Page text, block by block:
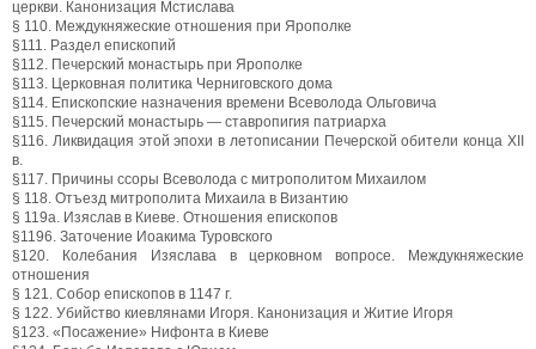
церкви. Канонизация Мстислава
§ 110. Междукняжеские отношения при Ярополке
§111. Раздел епископий
§112. Печерский монастырь при Ярополке
§113. Церковная политика Черниговского дома
§114. Епископские назначения времени Всеволода Ольговича
§115. Печерский монастырь — ставропигия патриарха
§116. Ликвидация этой эпохи в летописании Печерской обители конца XII
в.
§117. Причины ссоры Всеволода с митрополитом Михаилом
§ 118. Отъезд митрополита Михаила в Византию
§ 119а. Изяслав в Киеве. Отношения епископов
§1196. Заточение Иоакима Туровского
§120. Колебания Изяслава в церковном вопросе. Междукняжеские
отношения
§ 121. Собор епископов в 1147 г.
§ 122. Убийство киевлянами Игоря. Канонизация и Житие Игоря
§123. «Посажение» Нифонта в Киеве